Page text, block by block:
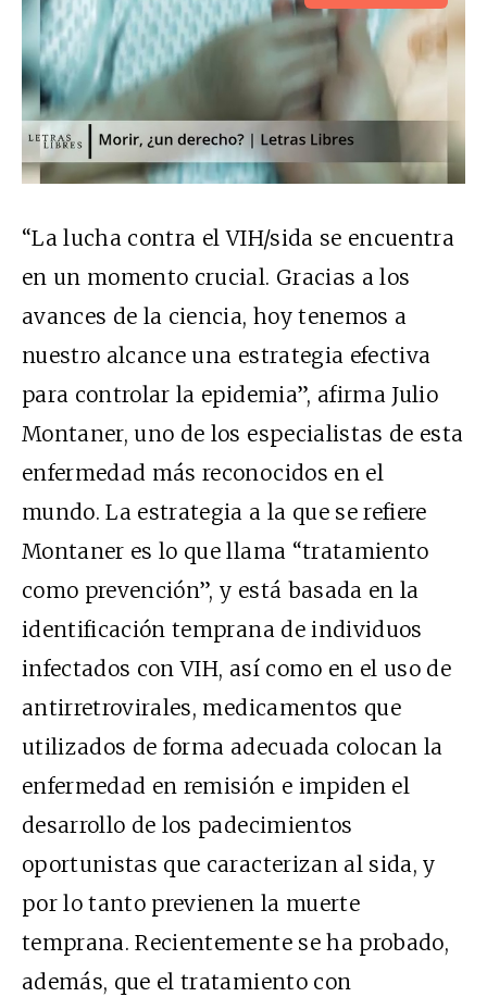
“La lucha contra el VIH/sida se encuentra
en un momento crucial. Gracias a los
avances de la ciencia, hoy tenemos a
nuestro alcance una estrategia efectiva
para controlar la epidemia”, afirma Julio
Montaner, uno de los especialistas de esta
enfermedad más reconocidos en el
mundo. La estrategia a la que se refiere
Montaner es lo que llama “tratamiento
como prevención”, y está basada en la
identificación temprana de individuos
infectados con VIH, así como en el uso de
antirretrovirales, medicamentos que
utilizados de forma adecuada colocan la
enfermedad en remisión e impiden el
desarrollo de los padecimientos
oportunistas que caracterizan al sida, y
por lo tanto previenen la muerte
temprana. Recientemente se ha probado,
además, que el tratamiento con